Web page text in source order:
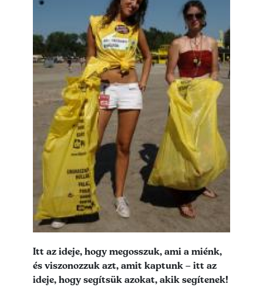
Lead szöveg
Itt az ideje, hogy megosszuk, ami a miénk,
és viszonozzuk azt, amit kaptunk – itt az
ideje, hogy segítsük azokat, akik segítenek!